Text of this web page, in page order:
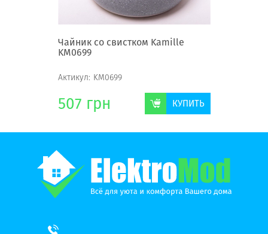
Чайник со свистком Kamille
KM0699
Актикул: KM0699
507 грн КУПИТЬ